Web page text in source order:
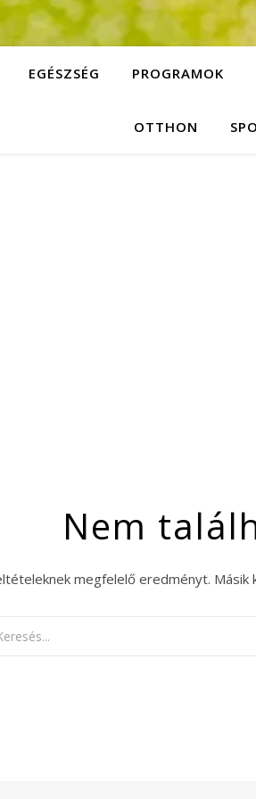
EGÉSZSÉG PROGRAMOK
OTTHON
Nem
megfelelő eredményt.